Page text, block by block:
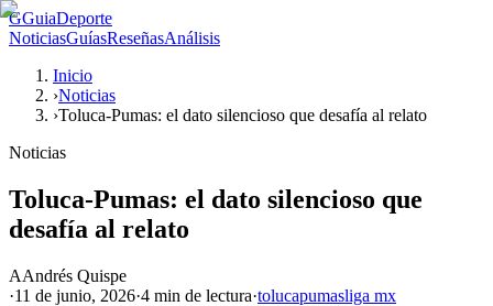
GGuiaDeporte
NoticiasGuíasReseñasAnálisis
Inicio
›Noticias
›Toluca-Pumas: el dato silencioso que desafía al relato
Noticias
Toluca-Pumas: el dato silencioso que
desafía al relato
AAndrés Quispe
·11 de junio, 2026·4 min de lectura·tolucapumasliga mx